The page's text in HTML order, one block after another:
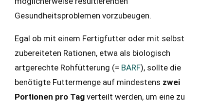
Gesundheitsproblemen vorzubeugen.
Egal ob mit einem Fertigfutter oder mit selbst
zubereiteten Rationen, etwa als biologisch
artgerechte Rohfütterung (= BARF), sollte die
benötigte Futtermenge auf mindestens zwei
Portionen pro Tag verteilt werden, um eine zu